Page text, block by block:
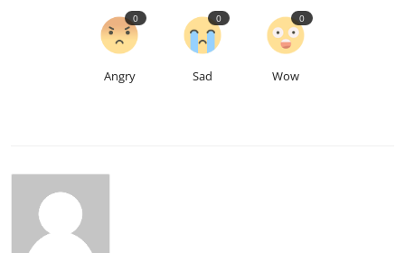
Angry
0
Sad
0
Wow
0